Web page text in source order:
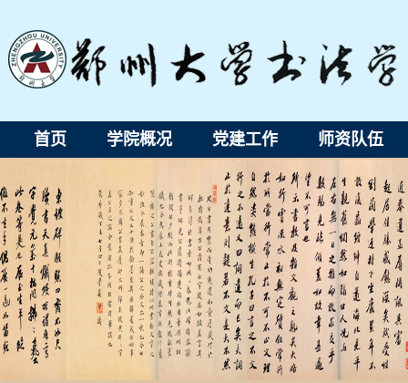
首页 学院概况 党建工作 师资队伍